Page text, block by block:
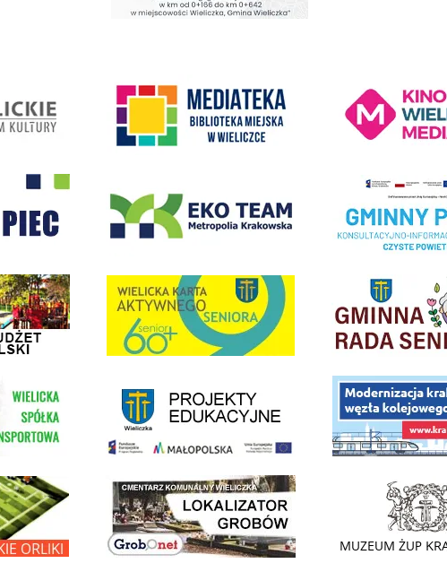
Wieliczka Realizacja Programu
Obywatelski link do strony Wielicka Karta Aktywnego Seniora link do strony Gminnej
Transportowej link do strony - projekty edukacyjne dofinansowane z Europejskiego Funduszu
link do opisu projektu
Orliki link do lokalizatora grobów na wielickim cmentarzu - grobnetlink do strony - Muzeum